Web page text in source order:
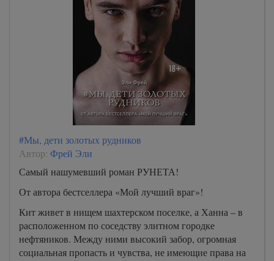
#Мы, дети золотых рудников
Автор: Фрей Эли
Самый нашумевший роман РУНЕТА!
От автора бестселлера «Мой лучший враг»!
Кит живет в нищем шахтерском поселке, а Ханна – в
расположенном по соседству элитном городке
нефтяников. Между ними высокий забор, огромная
социальная пропасть и чувства, не имеющие права на